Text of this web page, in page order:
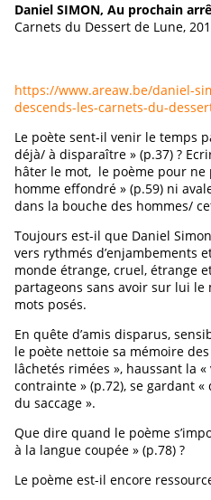
Daniel SIMON, Au prochain
Carnets du Dessert de Lune,
https://www.areaw.be/daniel-
descends-les-carnets-du-
Le poète sent-il venir le temps
déjà/ à disparaître » (p.37) ?
hâter le mot, le poème pour ne
homme effondré » (p.59) ni
dans la bouche des hommes/
Toujours est-il que Daniel
vers rythmés d’enjambements
monde étrange, cruel, étrange
partageons sans avoir sur lui le
mots posés.
En quête d’amis disparus,
le poète nettoie sa mémoire
lâchetés rimées », haussant la
contrainte » (p.72), se gardant «
du saccage ».
Que dire quand le poème
à la langue coupée » (p.78) ?
Le poème est-il encore